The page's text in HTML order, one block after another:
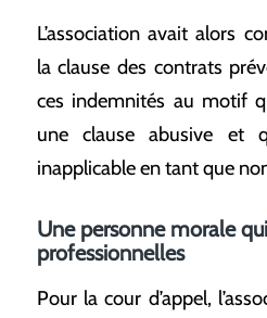
L’association avait alors
la clause des contrats
ces indemnités au motif
une clause abusive et
inapplicable en tant que
Une personne morale
professionnelles
Pour la cour d’appel,